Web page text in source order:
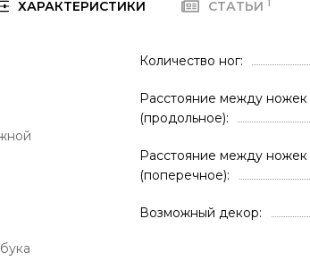
ХАРАКТЕРИСТИКИ СТАТЬИ 1
Количество ног
Расстояние между ножек
(продольное)
Расстояние между ножек
(поперечное)
Возможный декор